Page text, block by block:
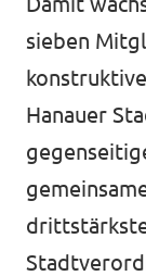
Kontakt
sieben
Hanauer